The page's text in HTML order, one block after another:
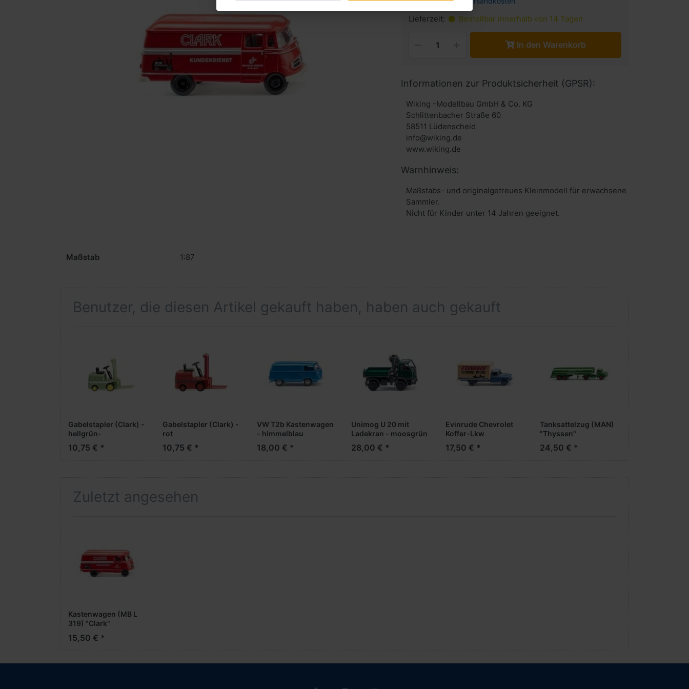
Lieferzeit: Bestellbar innerhalb von 14 Tagen
In den Warenkorb
Informationen zur Produktsicherheit (GPSR):
Wiking -Modellbau GmbH & Co. KG
Schlittenbacher Straße 60
58511 Lüdenscheid
info@wiking.de
www.wiking.de
Warnhinweis:
Maßstabs- und originalgetreues Kleinmodell für erwachsene
Sammler.
Nicht für Kinder unter 14 Jahren geeignet.
Maßstab 1:87
Benutzer, die diesen Artikel gekauft haben, haben auch gekauft
Gabelstapler (Clark) -
hellgrün-
10,75 € *
Gabelstapler (Clark) -
rot
10,75 € *
VW T2b Kastenwagen
- himmelblau
18,00 € *
Unimog U 20 mit
Ladekran - moosgrün
28,00 € *
Evinrude Chevrolet
Koffer-Lkw
17,50 € *
Tanksattelzug (MAN)
"Thyssen"
24,50 € *
Zuletzt angesehen
Kastenwagen (MB L
319) "Clark"
15,50 € *